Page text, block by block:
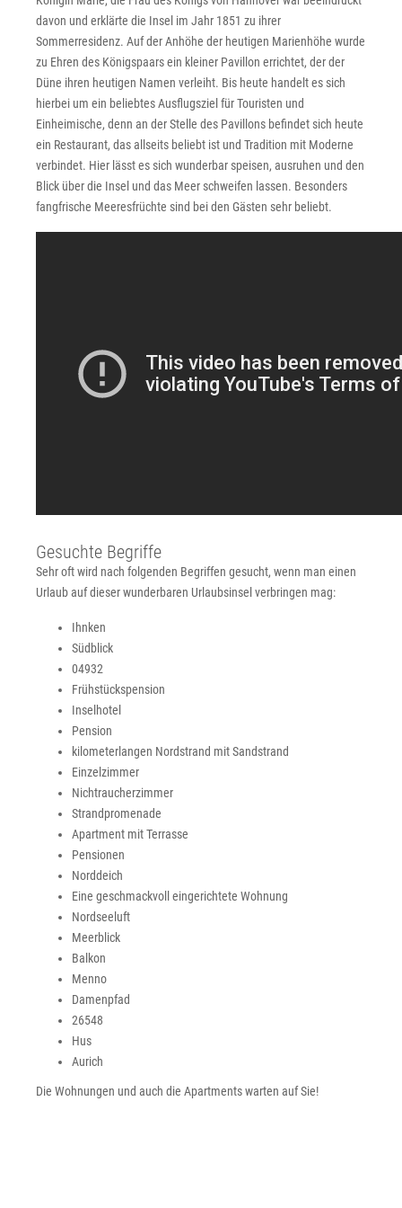
davon und erklärte die Insel im Jahr 1851 zu ihrer
Sommerresidenz. Auf der Anhöhe der heutigen Marienhöhe wurde
zu Ehren des Königspaars ein kleiner Pavillon errichtet, der der
Düne ihren heutigen Namen verleiht. Bis heute handelt es sich
hierbei um ein beliebtes Ausflugsziel für Touristen und
Einheimische, denn an der Stelle des Pavillons befindet sich heute
ein Restaurant, das allseits beliebt ist und Tradition mit Moderne
verbindet. Hier lässt es sich wunderbar speisen, ausruhen und den
Blick über die Insel und das Meer schweifen lassen. Besonders
fangfrische Meeresfrüchte sind bei den Gästen sehr beliebt.
Gesuchte Begriffe
Sehr oft wird nach folgenden Begriffen gesucht, wenn man einen
Urlaub auf dieser wunderbaren Urlaubsinsel verbringen mag:
Ihnken
Südblick
04932
Frühstückspension
Inselhotel
Pension
kilometerlangen Nordstrand mit Sandstrand
Einzelzimmer
Nichtraucherzimmer
Strandpromenade
Apartment mit Terrasse
Pensionen
Norddeich
Eine geschmackvoll eingerichtete Wohnung
Nordseeluft
Meerblick
Balkon
Menno
Damenpfad
26548
Hus
Aurich
Die Wohnungen und auch die Apartments warten auf Sie!